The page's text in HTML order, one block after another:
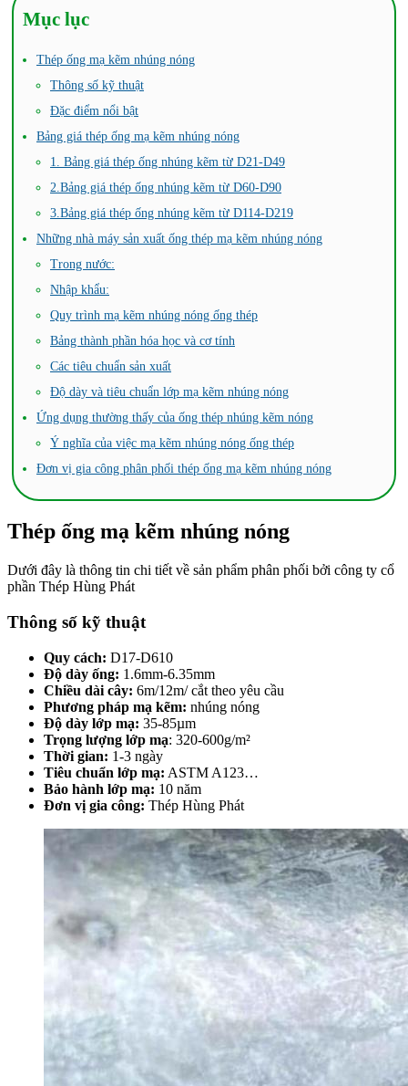
Mục lục
Thép ống mạ kẽm nhúng nóng
Thông số kỹ thuật
Đặc điểm nổi bật
Bảng giá thép ống mạ kẽm nhúng nóng
1. Bảng giá thép ống nhúng kẽm từ D21-D49
2.Bảng giá thép ống nhúng kẽm từ D60-D90
3.Bảng giá thép ống nhúng kẽm từ D114-D219
Những nhà máy sản xuất ống thép mạ kẽm nhúng nóng
Trong nước:
Nhập khẩu:
Quy trình mạ kẽm nhúng nóng ống thép
Bảng thành phần hóa học và cơ tính
Các tiêu chuẩn sản xuất
Độ dày và tiêu chuẩn lớp mạ kẽm nhúng nóng
Ứng dụng thường thấy của ống thép nhúng kẽm nóng
Ý nghĩa của việc mạ kẽm nhúng nóng ống thép
Đơn vị gia công phân phối thép ống mạ kẽm nhúng nóng
Thép ống mạ kẽm nhúng nóng
Dưới đây là thông tin chi tiết về sản phẩm phân phối bởi công ty cổ
phần Thép Hùng Phát
Thông số kỹ thuật
Quy cách: D17-D610
Độ dày ống: 1.6mm-6.35mm
Chiều dài cây: 6m/12m/ cắt theo yêu cầu
Phương pháp mạ kẽm: nhúng nóng
Độ dày lớp mạ: 35-85µm
Trọng lượng lớp mạ: 320-600g/m²
Thời gian: 1-3 ngày
Tiêu chuẩn lớp mạ: ASTM A123…
Bảo hành lớp mạ: 10 năm
Đơn vị gia công: Thép Hùng Phát